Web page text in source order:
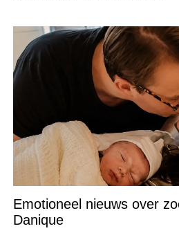
Emotioneel nieuws over
Danique